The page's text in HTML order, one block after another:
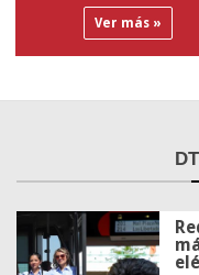
Ver más »